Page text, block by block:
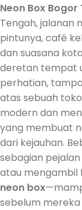
Neon Box Bogor
Tengah, jalanan
pintunya, café
dan suasana
deretan tempat
perhatian,
atas sebuah
modern dan
yang membuat
dari kejauhan.
sebagian
atau mengambil
neon box
sebelum